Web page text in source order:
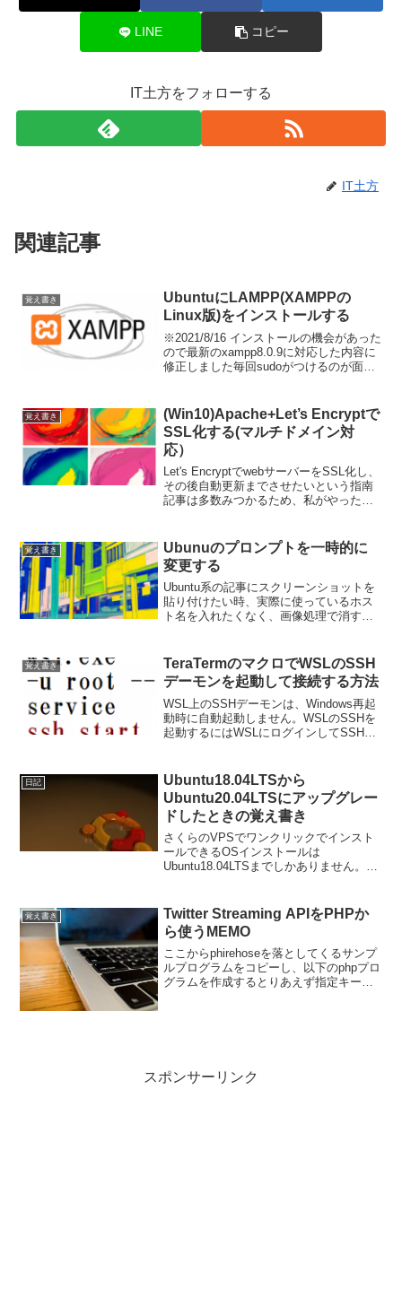
LINE コピー
IT土方をフォローする
IT土方
関連記事
覚え書き
UbuntuにLAMPP(XAMPPの
Linux版)をインストールする
※2021/8/16 インストールの機会があった
ので最新のxampp8.0.9に対応した内容に
修正しました毎回sudoがつけるのが面倒
覚え書き
(Win10)Apache+Let’s Encryptで
SSL化する(マルチドメイン対
応）
Let's EncryptでwebサーバーをSSL化し、
その後自動更新までさせたいという指南
記事は多数みつかるため、私がやった事
し、ドメイン毎のSSL証明書...
覚え書き
Ubunuのプロンプトを一時的に
変更する
Ubuntu系の記事にスクリーンショットを
貼り付けたい時、実際に使っているホス
ト名を入れたくなく、画像処理で消すの
る。export PS1="\u@SakuraVPS:...
覚え書き
TeraTermのマクロでWSLのSSH
デーモンを起動して接続する方法
WSL上のSSHデーモンは、Windows再起
動時に自動起動しません。WSLのSSHを
起動するにはWSLにログインしてSSHを
行すれば起動します。wsl.exe -u ...
日記
Ubuntu18.04LTSから
Ubuntu20.04LTSにアップグレー
ドしたときの覚え書き
さくらのVPSでワンクリックでインスト
ールできるOSインストールは
Ubuntu18.04LTSまでしかありません。
Ubuntu20.04LTSにアップグレード完...
覚え書き
Twitter Streaming APIをPHPか
ら使うMEMO
ここからphirehoseを落としてくるサンプ
ルプログラムをコピーし、以下のphpプロ
グラムを作成するとりあえず指定キーワ
スポンサーリンク